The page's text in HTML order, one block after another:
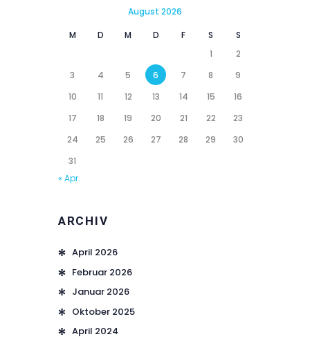
August 2026
M D M D F S
S
1
2
3
4 5 6 7 8
9
10
11 12 13 14 15
16
17
18 19 20 21 22
23
24
25 26 27 28 29
30
31
« Apr.
ARCHIV
April 2026
Februar 2026
Januar 2026
Oktober 2025
April 2024